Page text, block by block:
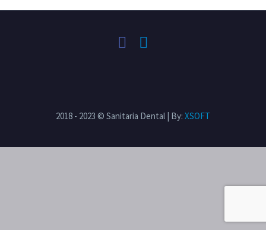
2018 - 2023 © Sanitaria Dental | By: XSOFT